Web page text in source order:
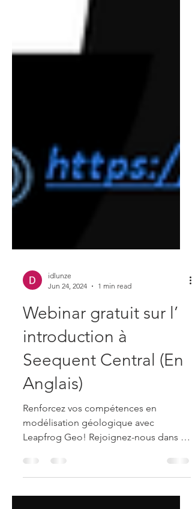
Jun 24, 2024
1 min read
Webinar gratuit sur l’
introduction à
Seequent Central (En
Anglais)
Renforcez vos compétences en
modélisation géologique avec
Leapfrog Geo! Rejoignez-nous dans ce